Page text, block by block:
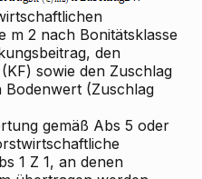
m 2 nach Bonitätsklasse
den
sowie den Zuschlag
(Zuschlag
gemäß Abs 5 oder
1 Z 1, an denen